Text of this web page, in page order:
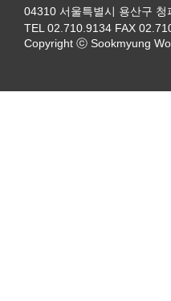
04310 서울특별시 용산구
TEL 02.710.9134 FAX
Copyright ⓒ Sookmyung